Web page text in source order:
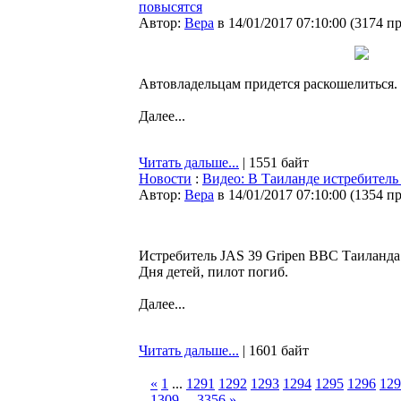
повысятся
Автор: Bepa в 14/01/2017 07:10:00 (3174
Автовладельцам придется
Далее...
Читать дальше... | 1551 байт
Новости : Видео: В Таиланде
Автор: Bepa в 14/01/2017 07:10:00 (1354
Истребитель JAS 39 Gripen ВВС
Дня детей, пилот погиб.
Далее...
Читать дальше... | 1601 байт
« 1 ... 1291 1292 1293 1294 1295 1296